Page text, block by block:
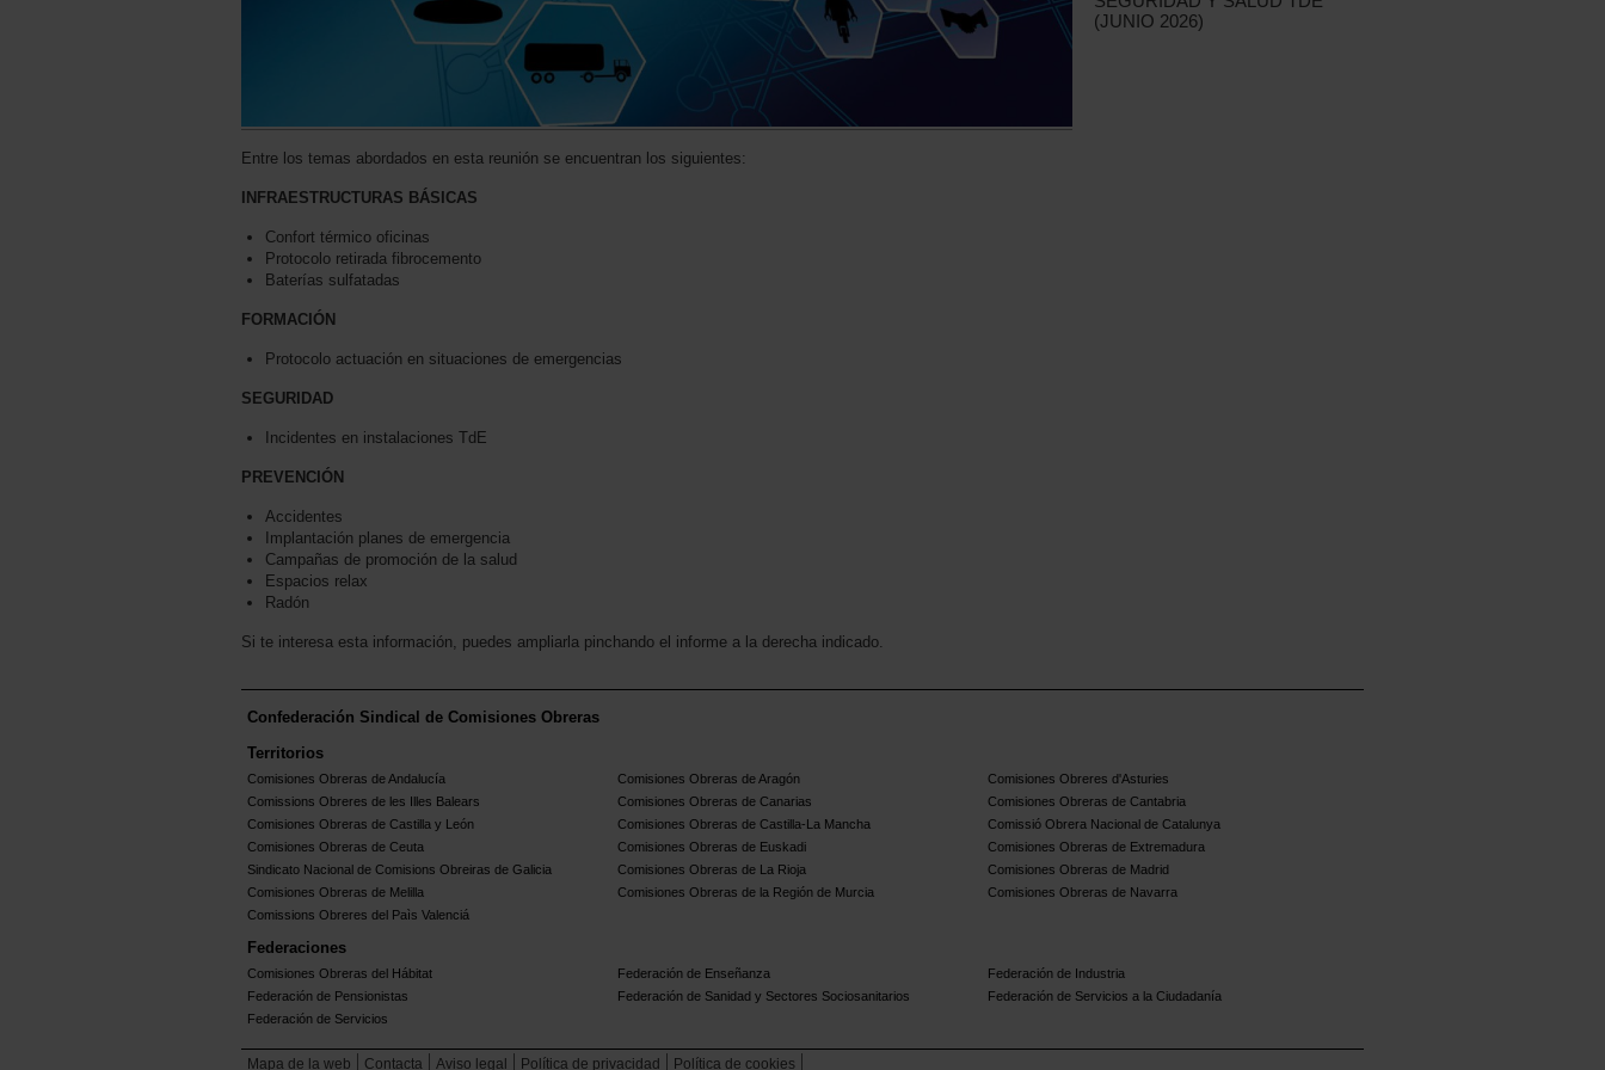
Entre los temas abordados en esta reunión se encuentran los siguientes:
INFRAESTRUCTURAS BÁSICAS
Confort térmico oficinas
Protocolo retirada fibrocemento
Baterías sulfatadas
FORMACIÓN
Protocolo actuación en situaciones de emergencias
SEGURIDAD
Incidentes en instalaciones TdE
PREVENCIÓN
Accidentes
Implantación planes de emergencia
Campañas de promoción de la salud
Espacios relax
Radón
Si te interesa esta información, puedes ampliarla pinchando el informe a la derecha indicado.
(JUNIO 2026)
Confederación Sindical de Comisiones Obreras
Territorios
Comisiones Obreras de Andalucía Comisiones Obreras de Aragón
Comisiones Obreres d'Asturies
Comissions Obreres de les Illes Balears
Comisiones Obreras de Canarias
Comisiones Obreras de Cantabria
Comisiones Obreras de Castilla y León
Comisiones Obreras de Castilla-La Mancha
Comissió Obrera Nacional de Catalunya
Comisiones Obreras de Ceuta
Comisiones Obreras de Euskadi
Comisiones Obreras de Extremadura
Sindicato Nacional de Comisions Obreiras de Galicia
Comisiones Obreras de La Rioja
Comisiones Obreras de Madrid
Comisiones Obreras de Melilla
Comisiones Obreras de la Región de Murcia
Comisiones Obreras de Navarra
Comissions Obreres del Paìs Valenciá
Federaciones
Comisiones Obreras del Hábitat Federación de Enseñanza
Federación de Industria
Federación de Pensionistas
Federación de Sanidad y Sectores Sociosanitarios
Federación de Servicios a la Ciudadanía
Federación de Servicios
Mapa de la web Contacta Aviso legal Política de privacidad Política de cookies